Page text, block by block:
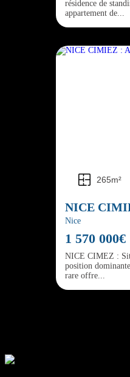
résidence de
appartement de...
265m²
NICE
Nice
1 570 000€
NICE CIMEZ :
position
rare offre...